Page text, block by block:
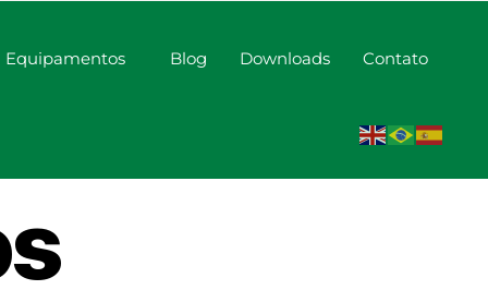
Equipamentos Blog Downloads Contato